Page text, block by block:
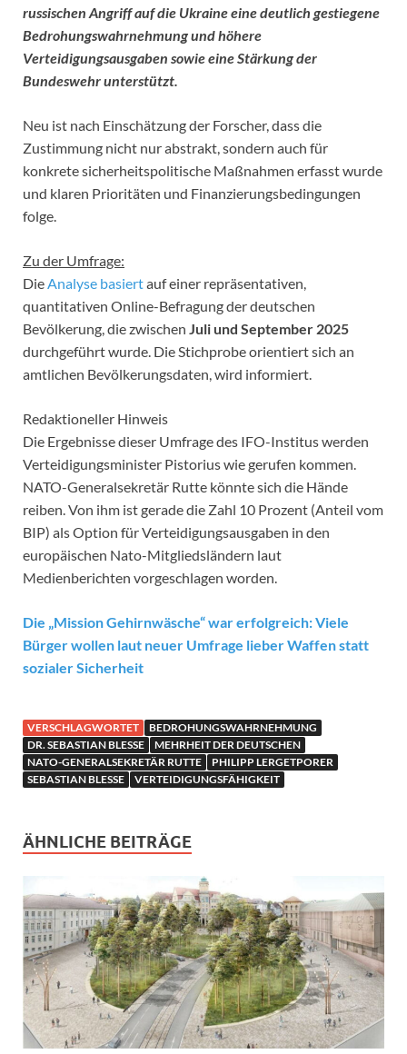
russischen Angriff auf die Ukraine eine deutlich gestiegene
Bedrohungswahrnehmung und höhere
Verteidigungsausgaben sowie eine Stärkung der
Bundeswehr unterstützt.
Neu ist nach Einschätzung der Forscher, dass die
Zustimmung nicht nur abstrakt, sondern auch für
konkrete sicherheitspolitische Maßnahmen erfasst wurde
und klaren Prioritäten und Finanzierungsbedingungen
folge.
Zu der Umfrage:
DieAnalyse basiertauf einer repräsentativen,
quantitativen Online-Befragung der deutschen
Bevölkerung, die zwischen Juli und September 2025
durchgeführt wurde. Die Stichprobe orientiert sich an
amtlichen Bevölkerungsdaten, wird informiert.
Redaktioneller Hinweis
Die Ergebnisse dieser Umfrage des IFO-Institus werden
Verteidigungsminister Pistorius wie gerufen kommen.
NATO-Generalsekretär Rutte könnte sich die Hände
reiben. Von ihm ist gerade die Zahl 10 Prozent (Anteil vom
BIP) als Option für Verteidigungsausgaben in den
europäischen Nato-Mitgliedsländern laut
Medienberichten vorgeschlagen worden.
Die „Mission Gehirnwäsche“ war erfolgreich: Viele
Bürger wollen laut neuer Umfrage lieber Waffen statt
sozialer Sicherheit
VERSCHLAGWORTET
BEDROHUNGSWAHRNEHMUNG
DR. SEBASTIAN BLESSE
MEHRHEIT DER DEUTSCHEN
NATO-GENERALSEKRETÄR RUTTE
PHILIPP LERGETPORER
SEBASTIAN BLESSE
VERTEIDIGUNGSFÄHIGKEIT
ÄHNLICHE BEITRÄGE